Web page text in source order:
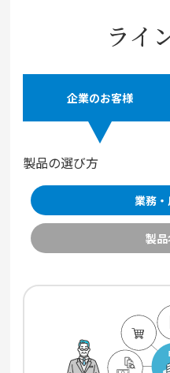
ライ
企業のお客様
製品の選び方
業務
製